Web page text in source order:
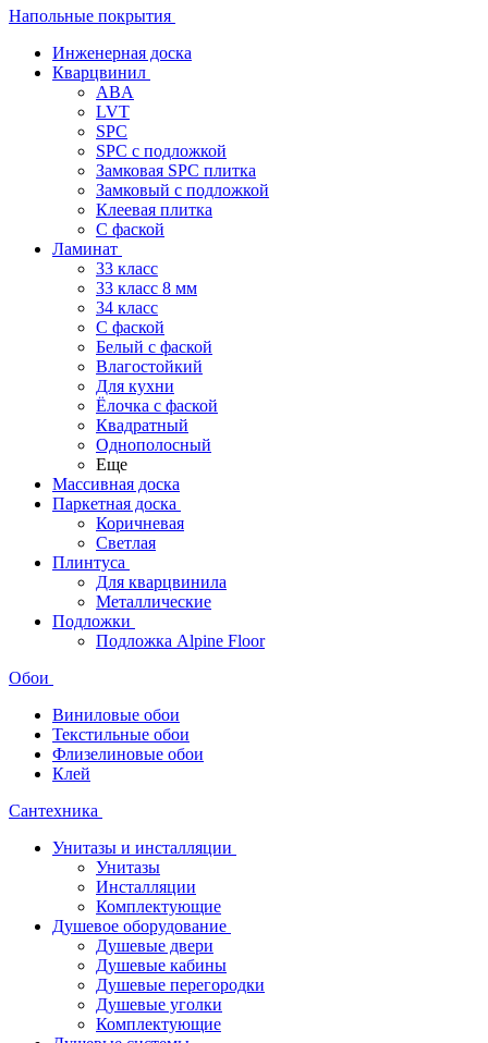
Напольные покрытия
Инженерная доска
Кварцвинил
ABA
LVT
SPC
SPC с подложкой
Замковая SPC плитка
Замковый с подложкой
Клеевая плитка
С фаской
Ламинат
33 класс
33 класс 8 мм
34 класс
C фаской
Белый с фаской
Влагостойкий
Для кухни
Ёлочка с фаской
Квадратный
Однополосный
Еще
Массивная доска
Паркетная доска
Коричневая
Светлая
Плинтуса
Для кварцвинила
Металлические
Подложки
Подложка Alpine Floor
Обои
Виниловые обои
Текстильные обои
Флизелиновые обои
Клей
Сантехника
Унитазы и инсталляции
Унитазы
Инсталляции
Комплектующие
Душевое оборудование
Душевые двери
Душевые кабины
Душевые перегородки
Душевые уголки
Комплектующие